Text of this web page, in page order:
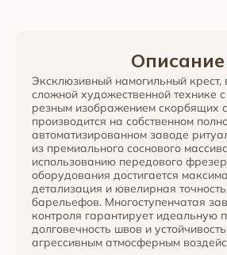
Описание
Эксклюзивный намогильный крест,
сложной художественной технике
резным изображением скорбящих
производится на собственном
автоматизированном заводе
из премиального соснового
использованию передового
оборудования достигается
детализация и ювелирная
барельефов. Многоступенчатая
контроля гарантирует идеальную
долговечность швов и
агрессивным атмосферным